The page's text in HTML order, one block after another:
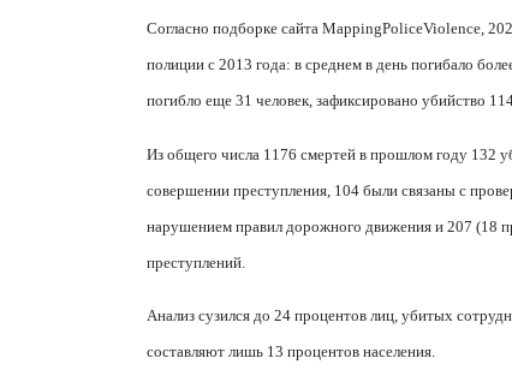
Согласно подборке сайта MappingPoliceViolence,
полиции с 2013 года: в среднем в день погибало
погибло еще 31 человек, зафиксировано убийство
Из общего числа 1176 смертей в прошлом году 132
совершении преступления, 104 были связаны с
нарушением правил дорожного движения и 207 (18
преступлений.
Анализ сузился до 24 процентов лиц, убитых
составляют лишь 13 процентов населения.